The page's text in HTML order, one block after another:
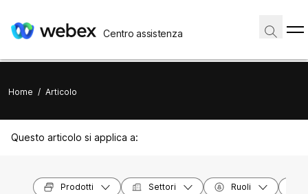
Centro assistenza
Home / Articolo
Questo articolo si applica a:
Prodotti Settori Ruoli